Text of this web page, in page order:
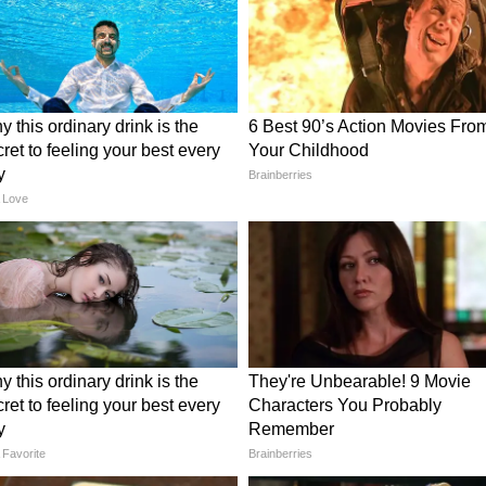
गोचर का असर अधिक महसूस हो सकता है। वर्क प्लेस
परिणाम मिलने में देरी होगी। व्यापार में नए निवेश से
होने की संभावना है। सेहत के मामले में तनाव और